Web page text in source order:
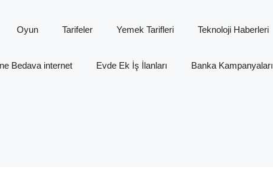
Oyun Tarifeler Yemek Tarifleri Teknoloji Haberleri
Bedava internet Evde Ek İş İlanları Banka Kampanyaları